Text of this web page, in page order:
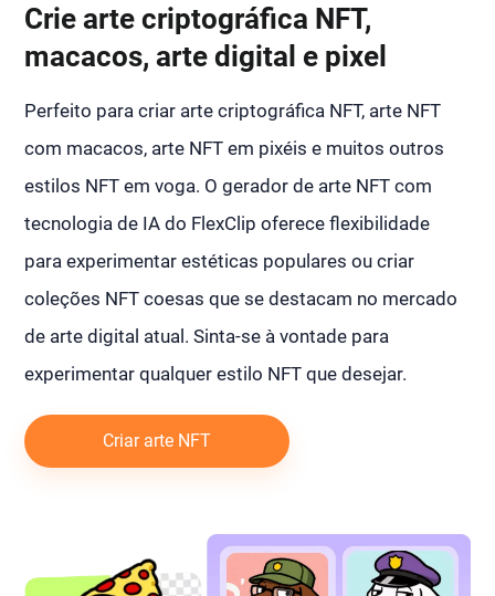
Crie arte criptográfica NFT,
macacos, arte digital e pixel
Perfeito para criar arte criptográfica NFT, arte NFT
com macacos, arte NFT em pixéis e muitos outros
estilos NFT em voga. O gerador de arte NFT com
tecnologia de IA do FlexClip oferece flexibilidade
para experimentar estéticas populares ou criar
coleções NFT coesas que se destacam no mercado
de arte digital atual. Sinta-se à vontade para
experimentar qualquer estilo NFT que desejar.
Criar arte NFT